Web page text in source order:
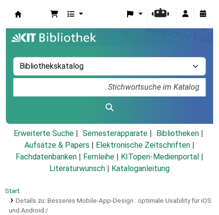
Erweiterte Suche Semesterapparate
Bibliotheken
Aufsätze & Papers
Elektronische Zeitschriften
Fachdatenbanken
Fernleihe KITopen-Medienportal
Literaturwunsch
Kataloganleitung
Start
Details zu: Besseres Mobile-App-Design : optimale Usability für iOS
und Android /